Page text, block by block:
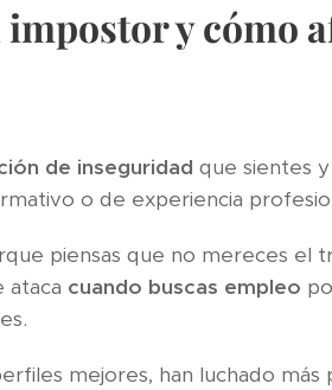
y cómo
de inseguridad que sientes
o de experiencia
piensas que no mereces el
ataca cuando buscas empleo
mejores, han luchado más